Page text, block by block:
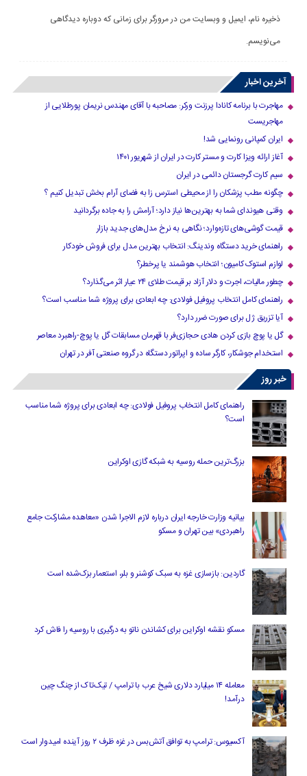
ذخیره نام، ایمیل و وبسایت من در مرورگر برای زمانی که دوباره دیدگاهی
می‌نویسم.
آخرین اخبار
مهاجرت با برنامه کانادا پرزنت ورکر: مصاحبه با آقای مهندس نریمان پورطلایی از
مهاجریست
ایران کمپانی رونمایی شد!
آغاز ارائه ویزا کارت و مستر کارت در ایران از شهریور ۱۴۰۱
سیم کارت گرجستان دائمی در ایران
چگونه مطب پزشکان را از محیطی استرس زا به فضای آرام بخش تبدیل کنیم ؟
وقتی هیوندای شما به بهترین‌ها نیاز دارد؛ آرامش را به جاده برگردانید
قیمت گوشی‌های تازه‌وارد؛ نگاهی به نرخ مدل‌های جدید بازار
راهنمای خرید دستگاه وندینگ: انتخاب بهترین مدل برای فروش خودکار
لوازم استوک کامیون؛ انتخاب هوشمند یا پرخطر؟
چطور مالیات، اجرت و دلار آزاد بر قیمت طلای ۲۴ عیار اثر می‌گذارد؟
راهنمای کامل انتخاب پروفیل فولادی: چه ابعادی برای پروژه شما مناسب است؟
آیا تزریق ژل برای صورت ضرر دارد​؟
گل یا پوچ بازی کردن هادی حجازی‌فر با قهرمان مسابقات گل یا پوچ-راهبرد معاصر
استخدام جوشکار، کارگر ساده و اپراتور دستگاه در گروه صنعتی آفر در تهران
خبر روز
راهنمای کامل انتخاب پروفیل فولادی: چه ابعادی برای پروژه شما مناسب
است؟
بزرگ‌ترین حمله روسیه به شبکه گازی اوکراین
بیانیه وزارت خارجه ایران درباره لازم‌ الاجرا شدن «معاهده مشارکت جامع
راهبردی» بین تهران و مسکو
گاردین: بازسازی غزه به سبک کوشنر و بلر، استعمار بزک‌شده است
مسکو نقشه اوکراین برای کشاندن ناتو به درگیری با روسیه را فاش کرد
معامله ۱۴ میلیارد دلاری شیخ عرب با ترامپ / تیک‌تاک از چنگ چین
درآمد!
آکسیوس: ترامپ به توافق آتش‌بس در غزه ظرف ۲ روز آینده امیدوار است